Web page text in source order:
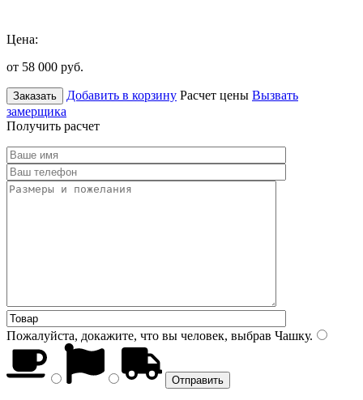
Цена:
от 58 000 руб.
Заказать Добавить в корзину Расчет цены Вызвать
замерщика
Получить расчет
Пожалуйста, докажите, что вы человек, выбрав Чашку.